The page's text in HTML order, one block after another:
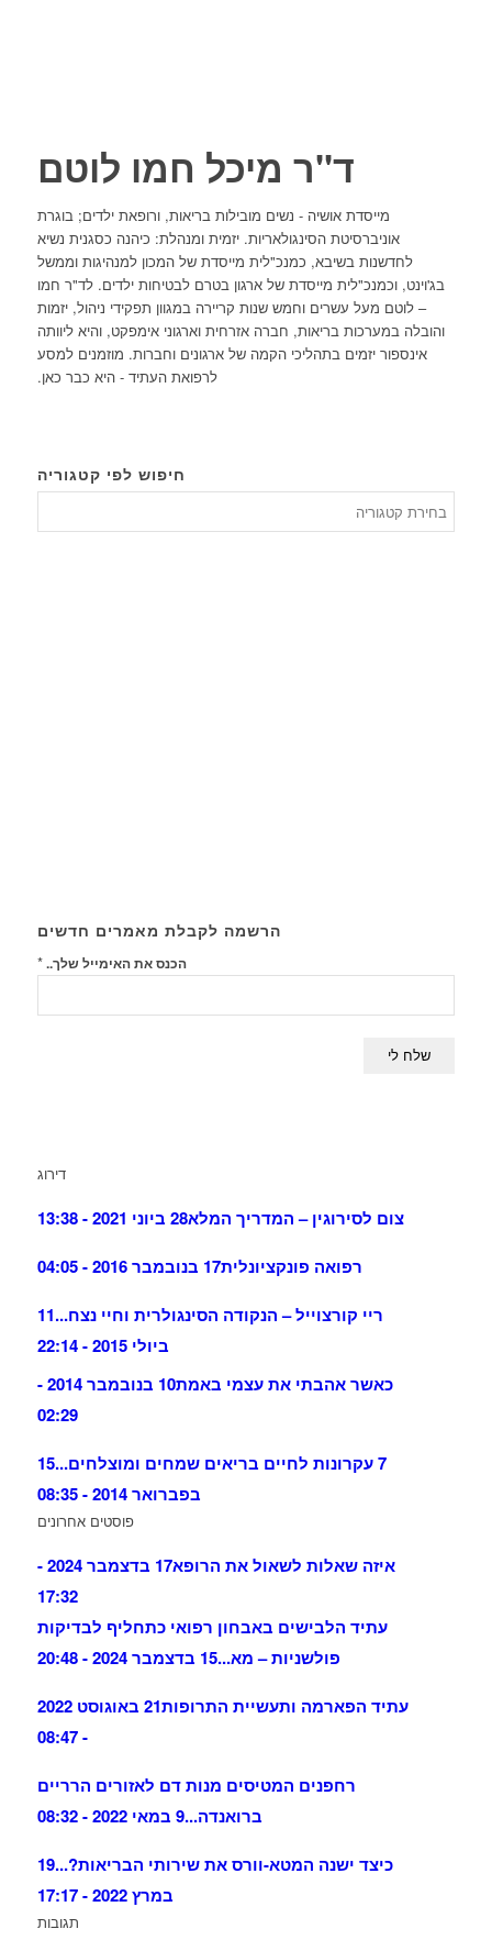
ד"ר מיכל חמו לוטם
מייסדת אושיה - נשים מובילות בריאות, ורופאת ילדים; בוגרת
אוניברסיטת הסינגולאריות. יזמית ומנהלת: כיהנה כסגנית נשיא
לחדשנות בשיבא, כמנכ"לית מייסדת של המכון למנהיגות וממשל
בג'וינט, וכמנכ"לית מייסדת של ארגון בטרם לבטיחות ילדים. לד"ר חמו
– לוטם מעל עשרים וחמש שנות קריירה במגוון תפקידי ניהול, יזמות
והובלה במערכות בריאות, חברה אזרחית וארגוני אימפקט, והיא ליוותה
אינספור יזמים בתהליכי הקמה של ארגונים וחברות. מוזמנים למסע
לרפואת העתיד - היא כבר כאן.
חיפוש לפי קטגוריה
הרשמה לקבלת מאמרים חדשים
הכנס את האימייל שלך..*
דירוג
צום לסירוגין – המדריך המלא28 ביוני 2021 - 13:38
רפואה פונקציונלית17 בנובמבר 2016 - 04:05
ריי קורצוייל – הנקודה הסינגולרית וחיי נצח...11
ביולי 2015 - 22:14
כאשר אהבתי את עצמי באמת
10 בנובמבר 2014 -
02:29
7 עקרונות לחיים בריאים שמחים ומוצלחים...
15
בפברואר 2014 - 08:35
פוסטים אחרונים
איזה שאלות לשאול את הרופא
17 בדצמבר 2024 -
17:32
עתיד הלבישים באבחון רפואי כתחליף לבדיקות
פולשניות – מא...15 בדצמבר 2024 - 20:48
עתיד הפארמה ותעשיית התרופות
21 באוגוסט 2022
- 08:47
רחפנים המטיסים מנות דם לאזורים הרריים
ברואנדה...9 במאי 2022 - 08:32
כיצד ישנה המטא-וורס את שירותי הבריאות?...19
במרץ 2022 - 17:17
תגובות